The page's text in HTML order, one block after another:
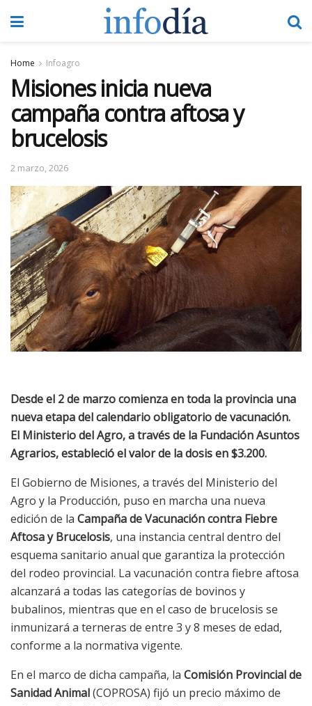
Home Infoagro
Misiones inicia nueva
campaña contra aftosa y
brucelosis
2 marzo, 2026
Desde el 2 de marzo comienza en toda la provincia una
nueva etapa del calendario obligatorio de vacunación.
El Ministerio del Agro, a través de la Fundación Asuntos
Agrarios, estableció el valor de la dosis en $3.200.
El Gobierno de Misiones, a través del Ministerio del
Agro y la Producción, puso en marcha una nueva
edición de la Campaña de Vacunación contra Fiebre
Aftosa y Brucelosis, una instancia central dentro del
esquema sanitario anual que garantiza la protección
del rodeo provincial. La vacunación contra fiebre aftosa
alcanzará a todas las categorías de bovinos y
bubalinos, mientras que en el caso de brucelosis se
inmunizará a terneras de entre 3 y 8 meses de edad,
conforme a la normativa vigente.
En el marco de dicha campaña, la Comisión Provincial de
Sanidad Animal(COPROSA) fijó un precio máximo de